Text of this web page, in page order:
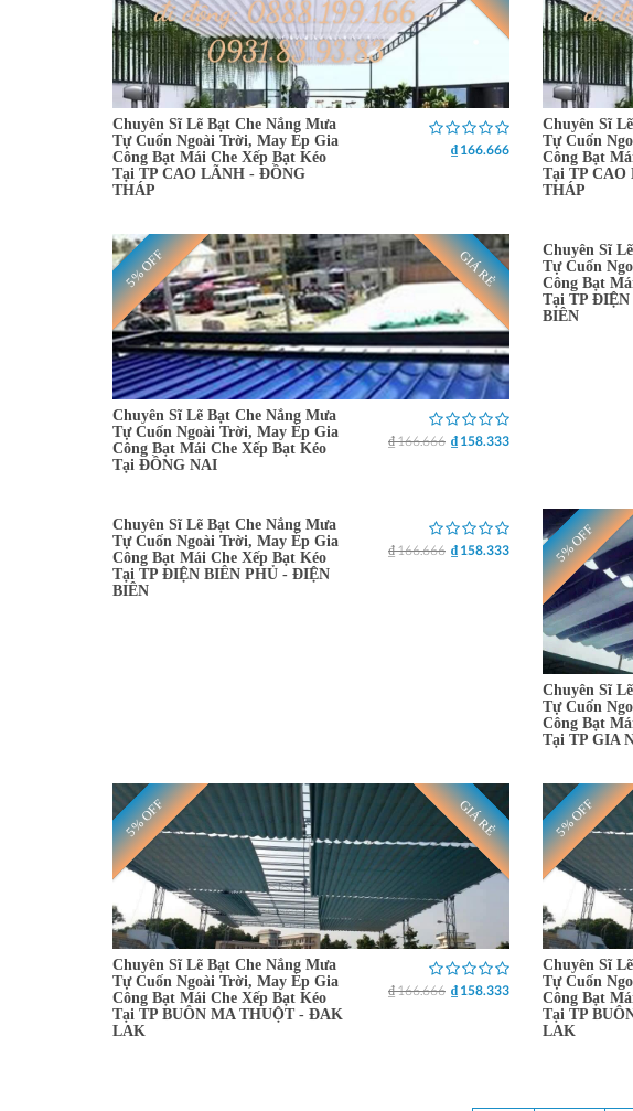
Chuyên Sĩ Lẽ Bạt Che Nắng Mưa
Tự Cuốn Ngoài Trời, May Ép Gia
Công Bạt Mái Che Xếp Bạt Kéo
Tại TP CAO LÃNH - ĐỒNG
THÁP
₫ 166.666
Chuyên Sĩ
Tự Cuốn
Công Bạt
Tại TP
THÁP
5% OFF GIÁ RẺ
Chuyên Sĩ Lẽ Bạt Che Nắng Mưa
Tự Cuốn Ngoài Trời, May Ép Gia
Công Bạt Mái Che Xếp Bạt Kéo
Tại ĐỒNG NAI
₫ 166.666 ₫ 158.333
5% OFF
Chuyên Sĩ
Tự Cuốn
Công Bạt
Tại TP
BIÊN
5% OFF GIÁ RẺ
Chuyên Sĩ Lẽ Bạt Che Nắng Mưa
Tự Cuốn Ngoài Trời, May Ép Gia
Công Bạt Mái Che Xếp Bạt Kéo
Tại TP ĐIỆN BIÊN PHỦ - ĐIỆN
BIÊN
₫ 166.666 ₫ 158.333 5% OFF
Chuyên Sĩ
Tự Cuốn
Công Bạt
Tại TP GIA
5% OFF GIÁ RẺ
Chuyên Sĩ Lẽ Bạt Che Nắng Mưa
Tự Cuốn Ngoài Trời, May Ép Gia
Công Bạt Mái Che Xếp Bạt Kéo
Tại TP BUÔN MA THUỘT - ĐAK
LAK
₫ 166.666 ₫ 158.333
5% OFF
Chuyên Sĩ
Tự Cuốn
Công Bạt
Tại TP
LAK